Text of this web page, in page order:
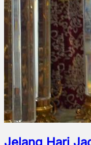
Jelang Hari